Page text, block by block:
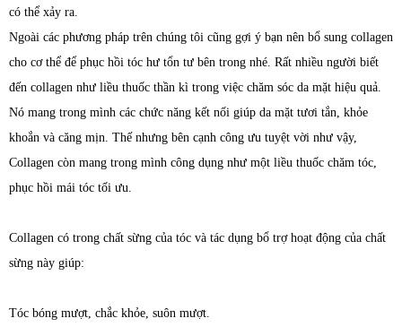
có thể xảy ra.
Ngoài các phương pháp trên chúng tôi cũng gợi ý bạn nên bổ sung collagen
cho cơ thể để phục hồi tóc hư tổn tư bên trong nhé. Rất nhiều người biết
đến collagen như liều thuốc thần kì trong việc chăm sóc da mặt hiệu quả.
Nó mang trong mình các chức năng kết nối giúp da mặt tươi tắn, khỏe
khoắn và căng mịn. Thế nhưng bên cạnh công ưu tuyệt vời như vậy,
Collagen còn mang trong mình công dụng như một liều thuốc chăm tóc,
phục hồi mái tóc tối ưu.
Collagen có trong chất sừng của tóc và tác dụng bổ trợ hoạt động của chất
sừng này giúp:
Tóc bóng mượt, chắc khỏe, suôn mượt.